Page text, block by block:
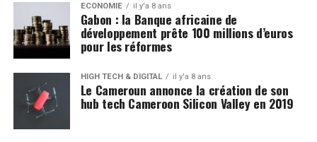
ECONOMIE il y'a 8 ans
Gabon : la Banque africaine de
développement prête 100 millions d’euros
pour les réformes
HIGH TECH & DIGITAL il y'a 8 ans
Le Cameroun annonce la création de son
hub tech Cameroon Silicon Valley en 2019